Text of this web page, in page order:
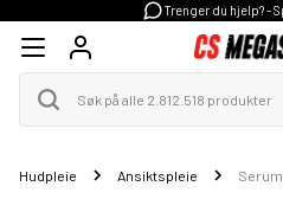
Trenger du hjelp? -
Hudpleie Ansiktspleie Serum